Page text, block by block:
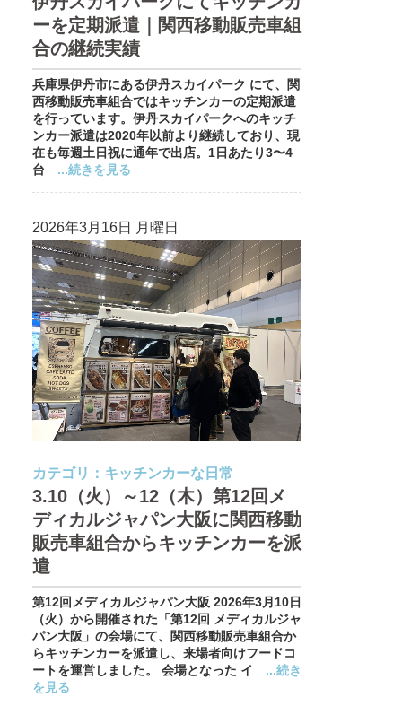
ーを定期派遣｜関西移動販売車組
合の継続実績
兵庫県伊丹市にある伊丹スカイパーク にて、関
西移動販売車組合ではキッチンカーの定期派遣
を行っています。伊丹スカイパークへのキッチ
ンカー派遣は2020年以前より継続しており、現
在も毎週土日祝に通年で出店。1日あたり3〜4
台 ...続きを見る
2026年3月16日 月曜日
カテゴリ： キッチンカーな日常
3.10（火）～12（木）第12回メ
ディカルジャパン大阪に関西移動
販売車組合からキッチンカーを派
遣
第12回メディカルジャパン大阪 2026年3月10日
（火）から開催された「第12回 メディカルジャ
パン大阪」の会場にて、関西移動販売車組合か
らキッチンカーを派遣し、来場者向けフードコ
ートを運営しました。 会場となった イ
...続き
を見る